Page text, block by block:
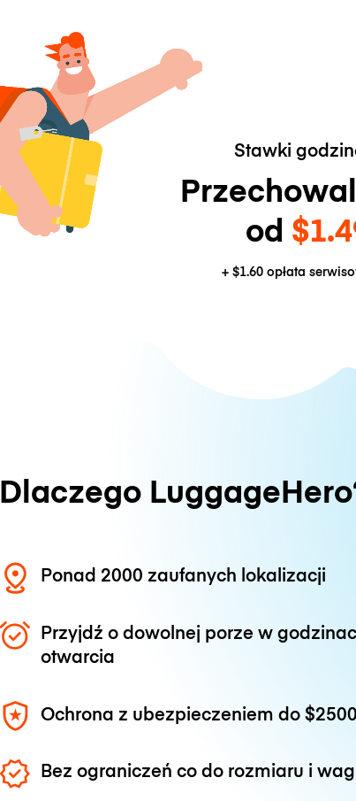
Stawki
od
+ $1.60 opłata
Dlaczego
Ponad 2000 zaufanych lokalizacji
Przyjdź o dowolnej porze w
otwarcia
Ochrona z ubezpieczeniem do$2500
Bez ograniczeń co do rozmiaru i